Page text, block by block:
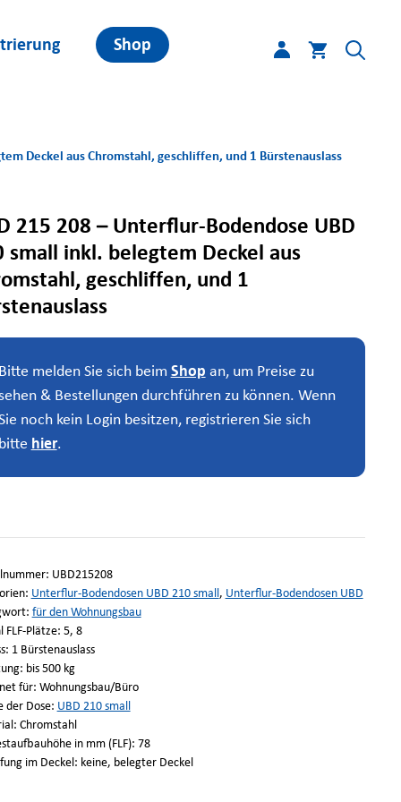
Shop
Deckel aus Chromstahl, geschliffen, und 1 Bürstenauslass
215 208 – Unterflur-Bodendose UBD
small inkl. belegtem Deckel aus
geschliffen, und 1
Bitte melden Sie sich beim Shop an, um Preise zu
& Bestellungen durchführen zu können. Wenn
noch kein Login besitzen, registrieren Sie sich
bitte hier.
UBD215208
Unterflur-Bodendosen UBD 210 small, Unterflur-Bodendosen UBD
für den Wohnungsbau
FLF-Plätze: 5, 8
1 Bürstenauslass
bis 500 kg
für: Wohnungsbau/Büro
der Dose: UBD 210 small
Chromstahl
in mm (FLF): 78
im Deckel: keine, belegter Deckel